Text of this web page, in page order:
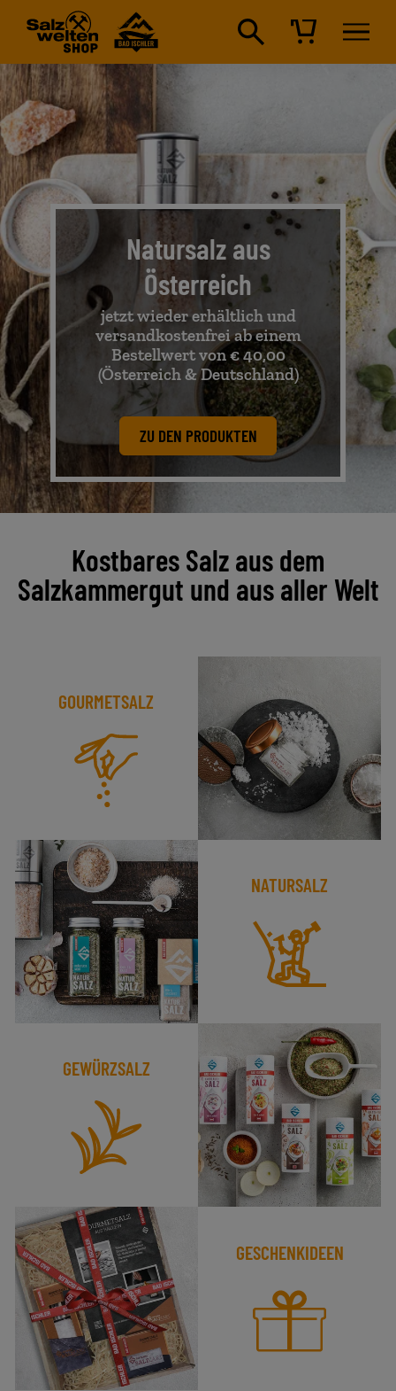
Natursalz aus
Österreich
jetzt wieder erhältlich und
versandkostenfrei ab einem
Bestellwert von € 40,00
(Österreich & Deutschland)
ZU DEN PRODUKTEN
Kostbares Salz aus dem
Salzkammergut und aus aller Welt
GOURMETSALZ
NATURSALZ
GEWÜRZSALZ
GESCHENKIDEEN